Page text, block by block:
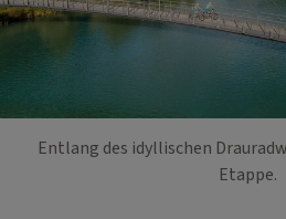
Entlang des idyllischen
Etappe.